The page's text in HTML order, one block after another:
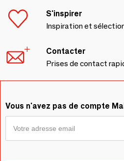
S'inspirer
Inspiration et
Contacter
Prises de contact
Vous n'avez pas de compte